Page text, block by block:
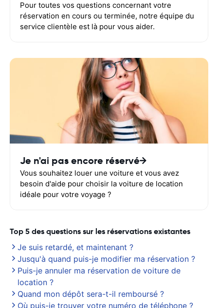
Pour toutes vos questions concernant votre
réservation en cours ou terminée, notre équipe du
service clientèle est là pour vous aider.
Je n'ai pas encore réservé
Vous souhaitez louer une voiture et vous avez
besoin d'aide pour choisir la voiture de location
idéale pour votre voyage ?
Top 5 des questions sur les réservations existantes
Je suis retardé, et maintenant ?
Jusqu'à quand puis-je modifier ma réservation ?
Puis-je annuler ma réservation de voiture de
location ?
Quand mon dépôt sera-t-il remboursé ?
Où puis-je trouver votre numéro de téléphone ?